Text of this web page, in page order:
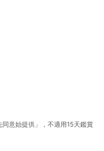
意始提供」，不適用15天鑑賞